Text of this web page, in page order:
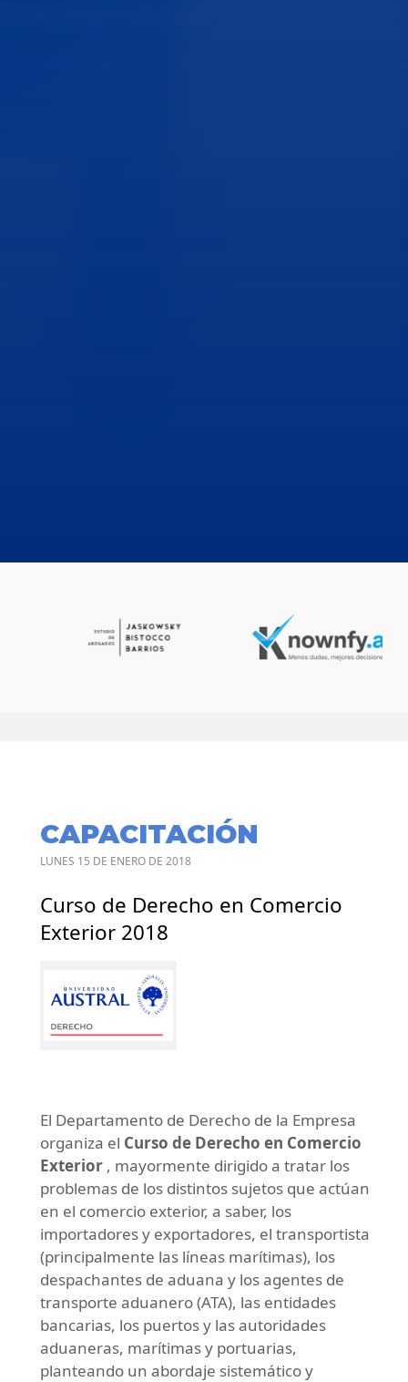
CAPACITACIÓN
LUNES 15 DE ENERO DE 2018
Curso de Derecho en Comercio
Exterior 2018
El Departamento de Derecho de la Empresa
organiza el Curso de Derecho en Comercio
Exterior , mayormente dirigido a tratar los
problemas de los distintos sujetos que actúan
en el comercio exterior, a saber, los
importadores y exportadores, el transportista
(principalmente las líneas marítimas), los
despachantes de aduana y los agentes de
transporte aduanero (ATA), las entidades
bancarias, los puertos y las autoridades
aduaneras, marítimas y portuarias,
planteando un abordaje sistemático y